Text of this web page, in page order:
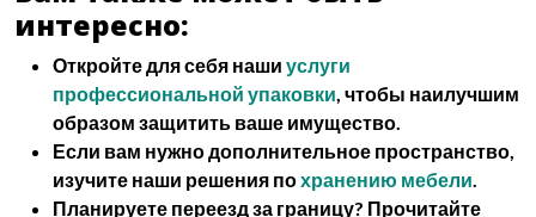
интересно:
Откройте для себя наши услуги
профессиональной упаковки, чтобы наилучшим
образом защитить ваше имущество.
Если вам нужно дополнительное пространство,
изучите наши решения похранению мебели.
Планируете переезд за границу? Прочитайте